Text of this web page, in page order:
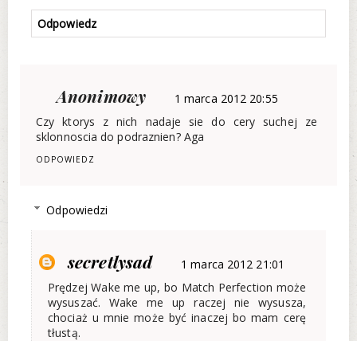
Odpowiedz
Anonimowy
1 marca 2012 20:55
Czy ktorys z nich nadaje sie do cery suchej ze
sklonnoscia do podraznien? Aga
ODPOWIEDZ
Odpowiedzi
secretlysad
1 marca 2012 21:01
Prędzej Wake me up, bo Match Perfection może
wysuszać. Wake me up raczej nie wysusza,
chociaż u mnie może być inaczej bo mam cerę
tłustą.